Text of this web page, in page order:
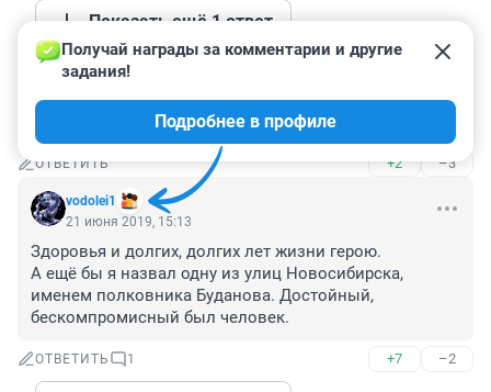
Показать ещё 1 ответ
Гость
Медалей до пупа - столько подвигов совершил?
ОТВЕТИТЬ +2 –3
vodolei1
Получай награды за комментарии и другие
задания!
Подробнее в профиле
21 июня 2019, 15:13
Здоровья и долгих, долгих лет жизни герою.
А ещё бы я назвал одну из улиц Новосибирска,
именем полковника Буданова. Достойный,
бескомпромисный был человек.
ОТВЕТИТЬ 1 +7 –2